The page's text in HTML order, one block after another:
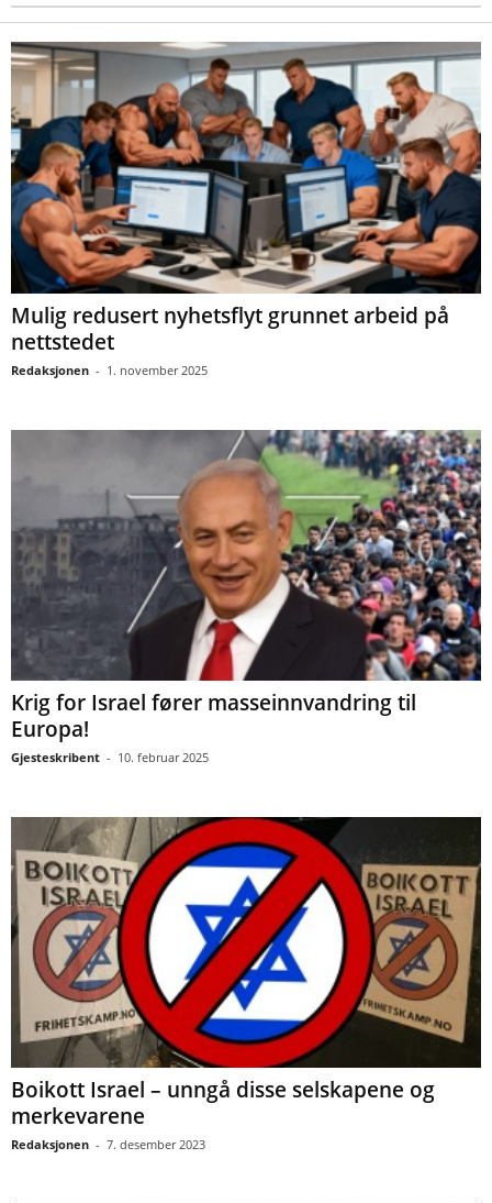
Mulig redusert nyhetsflyt grunnet arbeid på
nettstedet
Redaksjonen - 1. november 2025
Krig for Israel fører masseinnvandring til
Europa!
Gjesteskribent - 10. februar 2025
Boikott Israel – unngå disse selskapene og
merkevarene
Redaksjonen - 7. desember 2023